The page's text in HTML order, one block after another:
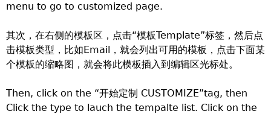
menu to go to customized page.
其次，在右侧的模板区，点击“模板Template”标签，然后点
击模板类型，比如Email，就会列出可用的模板，点击下面某
个模板的缩略图，就会将此模板插入到编辑区光标处。
Then, click on the “开始定制 CUSTOMIZE”tag, then
Click the type to lauch the tempalte list. Click on the